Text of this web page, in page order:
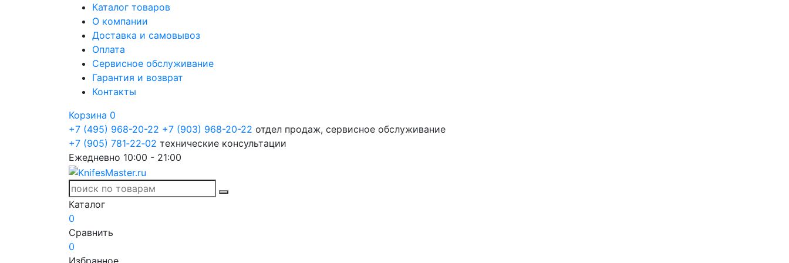
Каталог товаров
О компании
Доставка и самовывоз
Оплата
Сервисное обслуживание
Гарантия и возврат
Контакты
Корзина 0
+7 (495) 968-20-22 +7 (903) 968-20-22 отдел продаж, сервисное обслуживание
+7 (905) 781‑22‑02 технические консультации
Ежедневно 10:00 - 21:00
Каталог
0
Сравнить
0
Избранное